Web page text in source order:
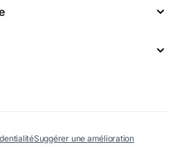
Suggérer une amélioration